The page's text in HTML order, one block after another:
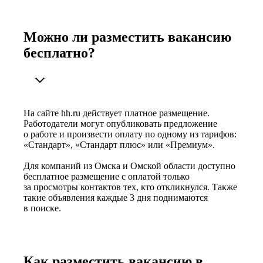
Можно ли разместить вакансию
бесплатно?
На сайте hh.ru действует платное размещение.
Работодатели могут опубликовать предложение
о работе и произвести оплату по одному из тарифов:
«Стандарт», «Стандарт плюс» или «Премиум».
Для компаний из Омска и Омской области доступно
бесплатное размещение с оплатой только
за просмотры контактов тех, кто откликнулся. Также
такие объявления каждые 3 дня поднимаются
в поиске.